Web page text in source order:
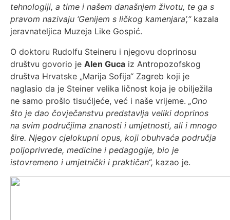
tehnologiji, a time i našem današnjem životu, te ga s
pravom nazivaju ‘Genijem s ličkog kamenjara’,“ kazala
jeravnateljica Muzeja Like Gospić.
O doktoru Rudolfu Steineru i njegovu doprinosu
društvu govorio je Alen Guca iz Antropozofskog
društva Hrvatske „Marija Sofija“ Zagreb koji je
naglasio da je Steiner velika ličnost koja je obilježila
ne samo prošlo tisućljeće, već i naše vrijeme. „Ono
što je dao čovječanstvu predstavlja veliki doprinos
na svim područjima znanosti i umjetnosti, ali i mnogo
šire. Njegov cjelokupni opus, koji obuhvaća područja
poljoprivrede, medicine i pedagogije, bio je
istovremeno i umjetnički i praktičan“, kazao je.